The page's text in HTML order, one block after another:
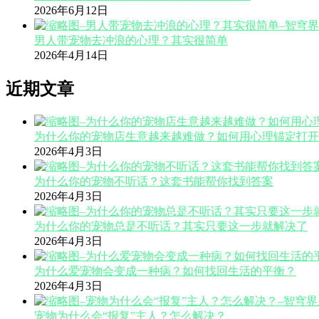
2026年6月12日
男人带宠物去冲浪的心理？其实很简单
2026年4月14日
近期文章
为什么你的宠物店生意越来越难做？如何用心理锚定打
2026年4月3日
为什么你的宠物不听话？这套书能帮你找到答案
2026年4月3日
为什么你的宠物总是不听话？其实只要这一步就解决了
2026年4月3日
为什么爱宠物会变成一种病？如何找回生活的平衡？
2026年4月3日
宠物为什么会“报复”主人？怎么解决？